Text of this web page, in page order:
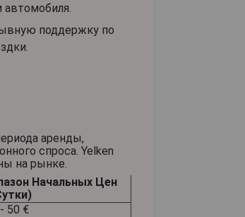
поддержку по
аренды,
спроса. Yelken
на рынке.
Начальных Цен
50 €